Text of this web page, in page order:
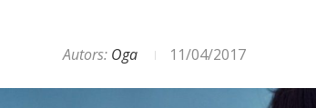
Autors: Oga 11/04/2017